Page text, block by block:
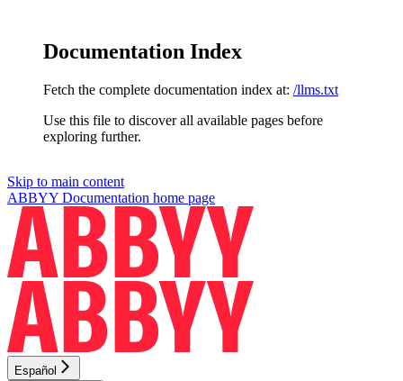
Documentation Index
Fetch the complete documentation index at: /llms.txt
Use this file to discover all available pages before
exploring further.
Skip to main content
ABBYY Documentation home page
Español